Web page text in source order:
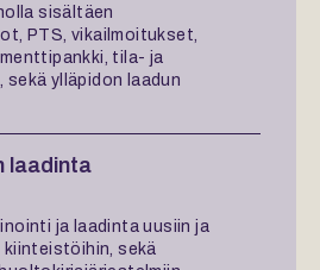
sisältäen
PTS, vikailmoitukset,
tila- ja
ylläpidon laadun
laadinta
ja laadinta uusiin ja
kiinteistöihin, sekä